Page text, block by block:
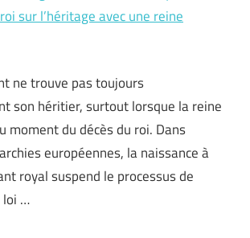
sur l’héritage avec une reine
ne trouve pas toujours
son héritier, surtout lorsque la reine
moment du décès du roi. Dans
européennes, la naissance à
royal suspend le processus de
loi …